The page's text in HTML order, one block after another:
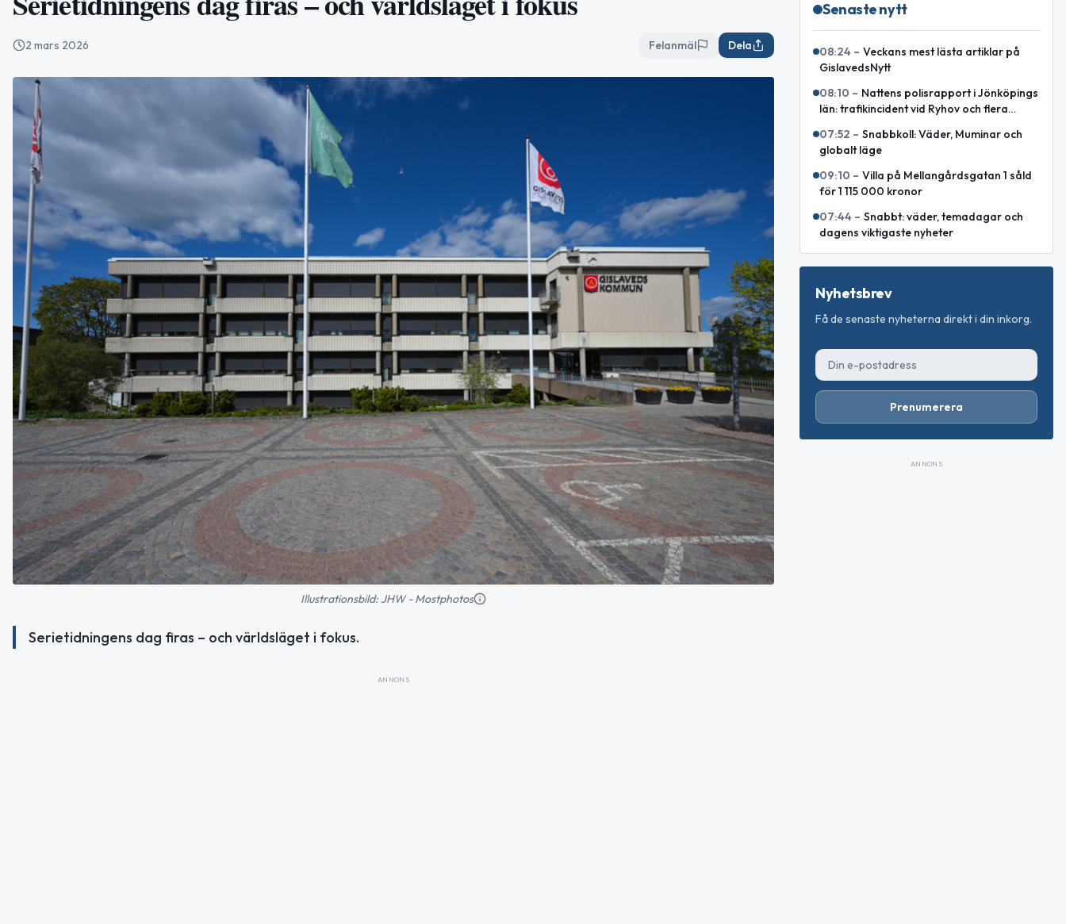
2 mars 2026 Felanmäl Dela
Illustrationsbild: JHW - Mostphotos
Serietidningens dag firas – och världsläget i fokus.
ANNONS
Senaste nytt
08:24 – Veckans mest lästa artiklar på
GislavedsNytt
08:10 – Nattens polisrapport i Jönköpings
län: trafikincident vid Ryhov och flera
07:52 – Snabbkoll: Väder, Muminar och
globalt läge
09:10 – Villa på Mellangårdsgatan 1 såld
för 1 115 000 kronor
07:44 – Snabbt: väder, temadagar och
dagens viktigaste nyheter
Nyhetsbrev
Få de senaste nyheterna direkt i din inkorg.
Prenumerera
ANNONS